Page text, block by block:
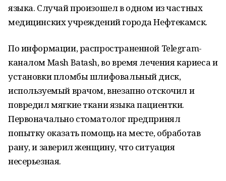
языка. Случай произошел в одном из частных
медицинских учреждений города Нефтекамск.
По информации, распространенной Telegram-
каналом Mash Batash, во время лечения кариеса и
установки пломбы шлифовальный диск,
используемый врачом, внезапно отскочил и
повредил мягкие ткани языка пациентки.
Первоначально стоматолог предпринял
попытку оказать помощь на месте, обработав
рану, и заверил женщину, что ситуация
несерьезная.